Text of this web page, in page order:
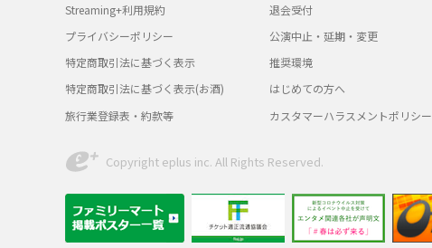
Streaming+利用規約
プライバシーポリシー
特定商取引法に基づく表示
特定商取引法に基づく表示(お酒)
旅行業登録表・約款等
退会受付
公演中止・延期・変更
推奨環境
はじめての方へ
カスタマーハラスメントポリシー
Copyright eplus inc. All Rights Reserved.